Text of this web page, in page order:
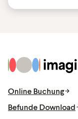
Zur Startseite
Online Buchung
Befunde Download